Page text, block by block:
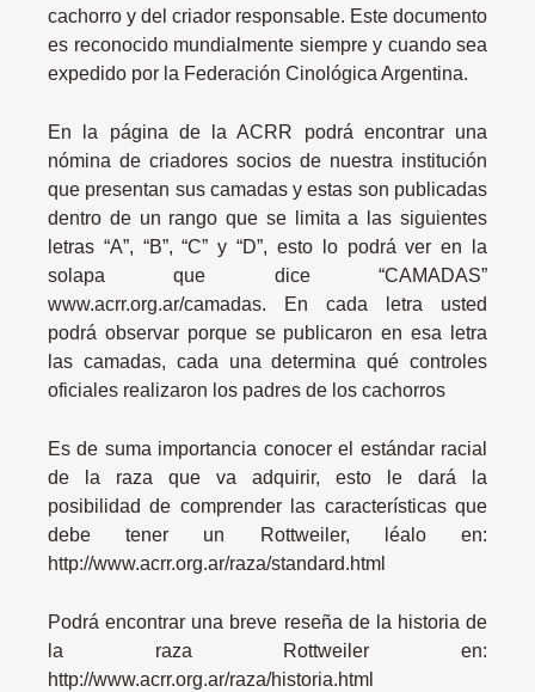
cachorro y del criador responsable. Este documento
es reconocido mundialmente siempre y cuando sea
expedido por la Federación Cinológica Argentina.
En la página de la ACRR podrá encontrar una
nómina de criadores socios de nuestra institución
que presentan sus camadas y estas son publicadas
dentro de un rango que se limita a las siguientes
letras “A”, “B”, “C” y “D”, esto lo podrá ver en la
solapa que dice “CAMADAS”
www.acrr.org.ar/camadas. En cada letra usted
podrá observar porque se publicaron en esa letra
las camadas, cada una determina qué controles
oficiales realizaron los padres de los cachorros
Es de suma importancia conocer el estándar racial
de la raza que va adquirir, esto le dará la
posibilidad de comprender las características que
debe tener un Rottweiler, léalo en:
http://www.acrr.org.ar/raza/standard.html
Podrá encontrar una breve reseña de la historia de
la raza Rottweiler en:
http://www.acrr.org.ar/raza/historia.html